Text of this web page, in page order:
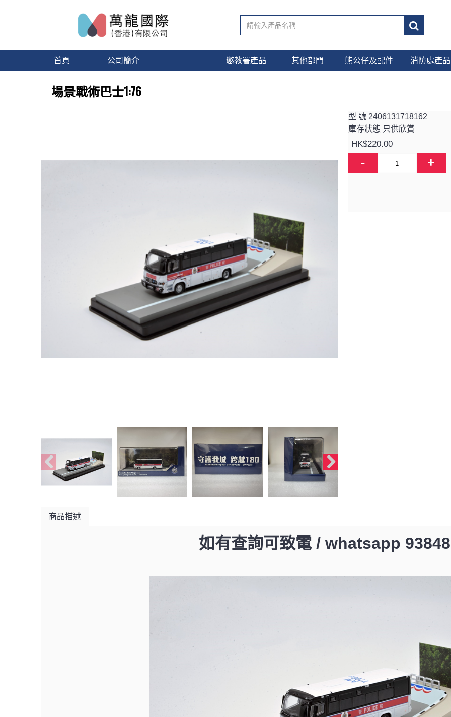
首頁 公司簡介 懲教署產品 其他部門 熊公仔及配件 消防處產品
場景戰術巴士1:76
型 號 2406131718162
庫存狀態 只供欣賞
HK$220.00
- +
商品描述
如有查詢可致電 / whatsapp